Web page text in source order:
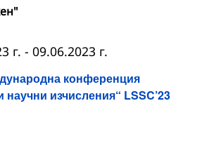
конференция
изчисления“ LSSC’23
г. - 09.06.2023 г.